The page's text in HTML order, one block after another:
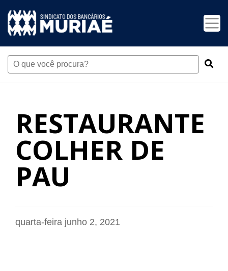
RESTAURANTE
COLHER DE
PAU
quarta-feira junho 2, 2021